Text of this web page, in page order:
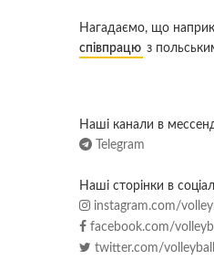
Нагадаємо, що
співпрацю з
Наші канали в
Telegram
Наші сторінки в
instagram.com/
facebook.com/
twitter.com/